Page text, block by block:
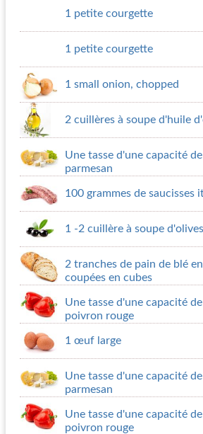
1 petite courgette
1 petite courgette
1 small onion, chopped
2 cuillères à soupe d'huile
Une tasse d'une capacité
parmesan
100 grammes de saucisses
1 -2 cuillère à soupe
2 tranches de pain de blé
coupées en cubes
Une tasse d'une capacité
poivron rouge
1 œuf large
Une tasse d'une capacité
parmesan
Une tasse d'une capacité
poivron rouge